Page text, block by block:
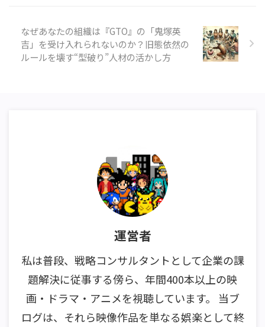
なぜあなたの組織は『GTO』の「鬼塚英
吉」を受け入れられないのか？旧態依然の
ルールを壊す“型破り”人材の活かし方
運営者
私は普段、戦略コンサルタントとして企業の課
題解決に従事する傍ら、年間400本以上の映
画・ドラマ・アニメを視聴しています。 当ブ
ログは、それら映像作品を単なる娯楽として終